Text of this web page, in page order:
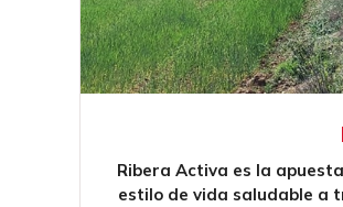
Ribera Activa es la
estilo de vida saludable a